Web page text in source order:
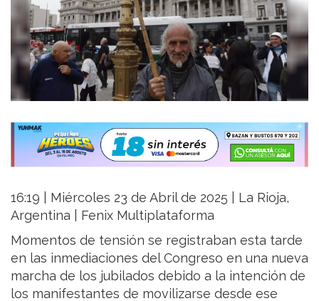
16:19 | Miércoles 23 de Abril de 2025 | La Rioja,
Argentina | Fenix Multiplataforma
Momentos de tensión se registraban esta tarde
en las inmediaciones del Congreso en una nueva
marcha de los jubilados debido a la intención de
los manifestantes de movilizarse desde ese